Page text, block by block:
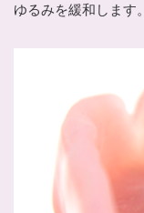
ゆるみを緩和します。